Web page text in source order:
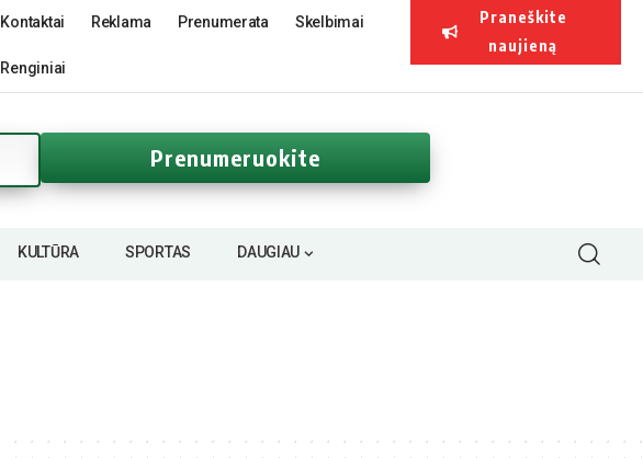
Kontaktai Reklama Prenumerata Skelbimai
Renginiai
Praneškite
naujieną
Prenumeruokite
KULTŪRA SPORTAS DAUGIAU